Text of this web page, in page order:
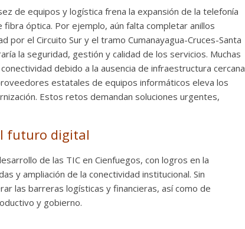
de equipos y logística frena la expansión de la telefonía
óptica. Por ejemplo, aún falta completar anillos
por el Circuito Sur y el tramo Cumanayagua-Cruces-Santa
la seguridad, gestión y calidad de los servicios. Muchas
debido a la ausencia de infraestructura cercana
estatales de equipos informáticos eleva los
Estos retos demandan soluciones urgentes,
futuro digital
de las TIC en Cienfuegos, con logros en la
y ampliación de la conectividad institucional. Sin
las barreras logísticas y financieras, así como de
y gobierno.
del